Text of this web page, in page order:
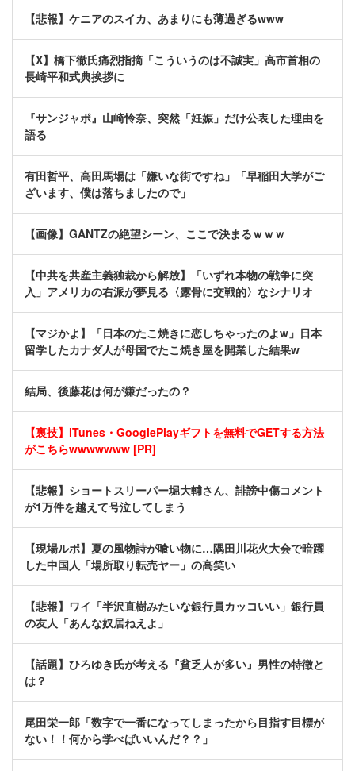
【悲報】ケニアのスイカ、あまりにも薄過ぎるwww
【X】橋下徹氏痛烈指摘「こういうのは不誠実」高市首相の
長崎平和式典挨拶に
『サンジャポ』山崎怜奈、突然「妊娠」だけ公表した理由を
語る
有田哲平、高田馬場は「嫌いな街ですね」「早稲田大学がご
ざいます、僕は落ちましたので」
【画像】GANTZの絶望シーン、ここで決まるｗｗｗ
【中共を共産主義独裁から解放】「いずれ本物の戦争に突
入」アメリカの右派が夢見る〈露骨に交戦的〉なシナリオ
【マジかよ】「日本のたこ焼きに恋しちゃったのよw」日本
留学したカナダ人が母国でたこ焼き屋を開業した結果w
結局、後藤花は何が嫌だったの？
【裏技】iTunes・GooglePlayギフトを無料でGETする方法
がこちらwwwwwww [PR]
【悲報】ショートスリーパー堀大輔さん、誹謗中傷コメント
が1万件を越えて号泣してしまう
【現場ルポ】夏の風物詩が喰い物に…隅田川花火大会で暗躍
した中国人「場所取り転売ヤー」の高笑い
【悲報】ワイ「半沢直樹みたいな銀行員カッコいい」銀行員
の友人「あんな奴居ねえよ」
【話題】ひろゆき氏が考える『貧乏人が多い』男性の特徴と
は？
尾田栄一郎「数字で一番になってしまったから目指す目標が
ない！！何から学べばいいんだ？？」